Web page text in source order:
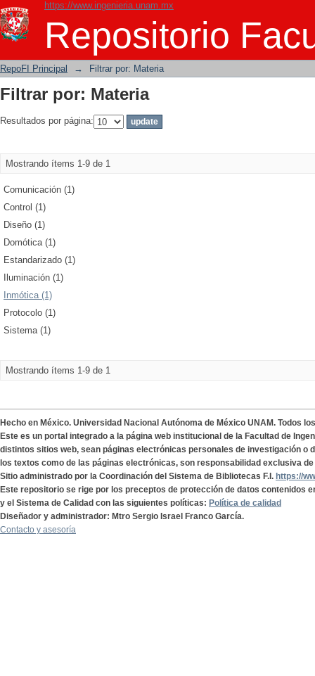
https://www.ingenieria.unam.mx
Repositorio
Filtrar por: Materia
RepoFI Principal → Filtrar por: Materia
Filtrar por: Materia
Resultados por página:
Mostrando ítems 1-9 de 1
Comunicación (1)
Control (1)
Diseño (1)
Domótica (1)
Estandarizado (1)
Iluminación (1)
Inmótica (1)
Protocolo (1)
Sistema (1)
Mostrando ítems 1-9 de 1
Hecho en México. Universidad Nacional Autónoma de México UNAM. Todos
Este es un portal integrado a la página web institucional de la Facultad de
distintos sitios web, sean páginas electrónicas personales de investigación o
los textos como de las páginas electrónicas, son responsabilidad exclusiva
Sitio administrado por la Coordinación del Sistema de Bibliotecas F.I. https://
Este repositorio se rige por los preceptos de protección de datos contenidos
y el Sistema de Calidad con las siguientes políticas: Política de calidad
Diseñador y administrador: Mtro Sergio Israel Franco García.
Contacto y asesoría